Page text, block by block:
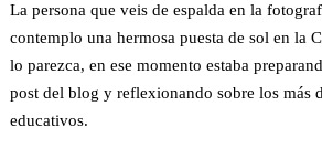
La persona que veis de espalda en la
contemplo una hermosa puesta de sol en la
lo parezca, en ese momento estaba
post del blog y reflexionando sobre los más
educativos.